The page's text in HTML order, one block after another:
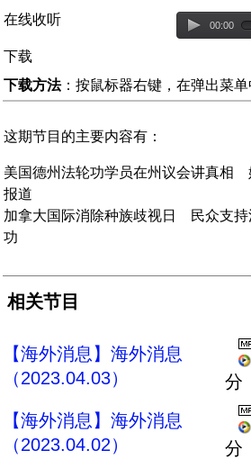
在线收听 00:00
下载
下载方法：按鼠标器右键，在弹出菜
这期节目的主要内容有：
美国德州法轮功学员在州议会讲真相
报道
加拿大国际消除种族歧视日 民众支持
功
相关节目
【海外消息】海外消息
（2023.04.03）
分
【海外消息】海外消息
（2023.04.02）
分